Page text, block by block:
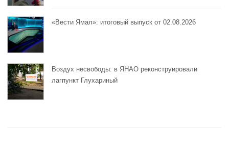
«Вести Ямал»: итоговый выпуск от 02.08.2026
Воздух несвободы: в ЯНАО реконструировали
лагпункт Глухариный